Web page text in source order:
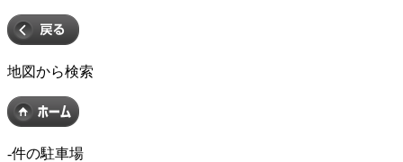
地図から検索
-件の駐車場